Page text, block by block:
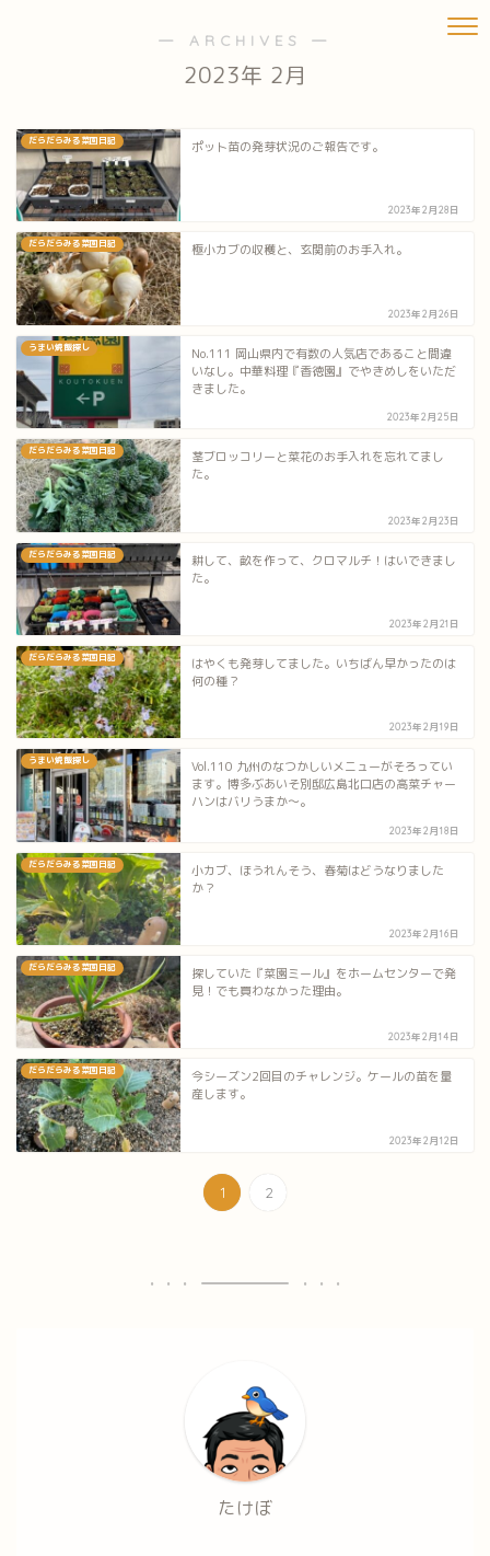
― ARCHIVES ―
2023年 2月
だらだらみる菜園日記 ポット苗の発芽状況のご報告です。
2023年2月28日
だらだらみる菜園日記 極小カブの収穫と、玄関前のお手入れ。
2023年2月26日
うまい焼飯探し
No.111 岡山県内で有数の人気店であること間違
いなし。中華料理『香徳園』でやきめしをいただ
きました。
2023年2月25日
だらだらみる菜園日記
茎ブロッコリーと菜花のお手入れを忘れてまし
た。
2023年2月23日
だらだらみる菜園日記
耕して、畝を作って、クロマルチ！はいできまし
た。
2023年2月21日
だらだらみる菜園日記
はやくも発芽してました。いちばん早かったのは
何の種？
2023年2月19日
うまい焼飯探し
Vol.110 九州のなつかしいメニューがそろってい
ます。博多ぶあいそ別邸広島北口店の高菜チャー
ハンはバリうまか～。
2023年2月18日
だらだらみる菜園日記
小カブ、ほうれんそう、春菊はどうなりました
か？
2023年2月16日
だらだらみる菜園日記
探していた『菜園ミール』をホームセンターで発
見！でも買わなかった理由。
2023年2月14日
だらだらみる菜園日記
今シーズン2回目のチャレンジ。ケールの苗を量
産します。
2023年2月12日
1 2
たけぼ